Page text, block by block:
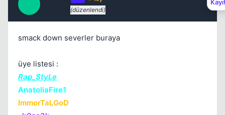
(düzenlendi)
smack down severler buraya
üye listesi :
Rap_StyLe
AnatoliaFire1
ImmorTaLGoD